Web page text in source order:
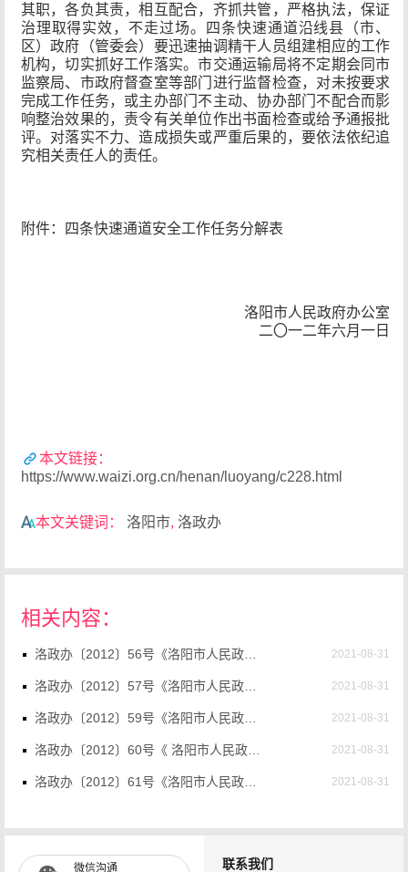
其职，各负其责，相互配合，齐抓共管，严格执法，保证
治理取得实效，不走过场。四条快速通道沿线县（市、
区）政府（管委会）要迅速抽调精干人员组建相应的工作
机构，切实抓好工作落实。市交通运输局将不定期会同市
监察局、市政府督查室等部门进行监督检查，对未按要求
完成工作任务，或主办部门不主动、协办部门不配合而影
响整治效果的，责令有关单位作出书面检查或给予通报批
评。对落实不力、造成损失或严重后果的，要依法依纪追
究相关责任人的责任。
附件：四条快速通道安全工作任务分解表
洛阳市人民政府办公室
二〇一二年六月一日
本文链接：
https://www.waizi.org.cn/henan/luoyang/c228.html
本文关键词： 洛阳市, 洛政办
相关内容：
洛政办〔2012〕56号《洛阳市人民政府办公室关于加快推进全市医疗机构实施先看病后付费诊疗服务模式的意见》 2021-08-31
洛政办〔2012〕57号《洛阳市人民政府办公室关于印发洛阳市促进全民创业先进单位和先进个人评选表彰方案的通知 》 2021-08-31
洛政办〔2012〕59号《洛阳市人民政府办公室关于禁止在公路上碾麦晒粮的通知》 2021-08-31
洛政办〔2012〕60号《 洛阳市人民政府办公室关于调整市管道路绿地卫生和部分广场街头绿地管理权的通知》 2021-08-31
洛政办〔2012〕61号《洛阳市人民政府办公室批转洛阳市住房城乡建设委洛阳市地税局关于调整享受优惠政策普通住房标准的通知》 2021-08-31
微信沟通 联系我们